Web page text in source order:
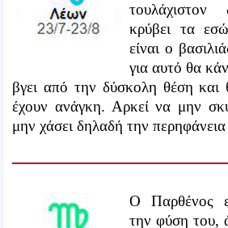
τουλάχιστον
κρύβει τα
είναι ο
για αυτό θα
βγει από την δύσκολη θέση και
έχουν ανάγκη. Αρκεί να μην
μην χάσει δηλαδή την
Ο Παρθένος
την φύση του,